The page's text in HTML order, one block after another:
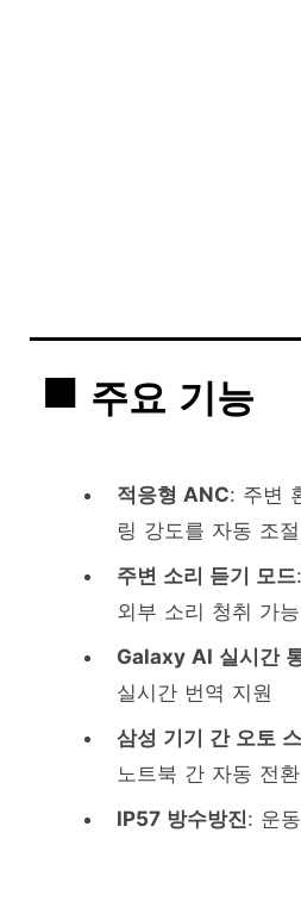
주요 기능
적응형 ANC: 주변
링 강도를 자동 조절
주변 소리 듣기 모드
외부 소리 청취 가능
Galaxy AI 실시간
실시간 번역 지원
삼성 기기 간 오토
노트북 간 자동 전환
IP57 방수방진: 운